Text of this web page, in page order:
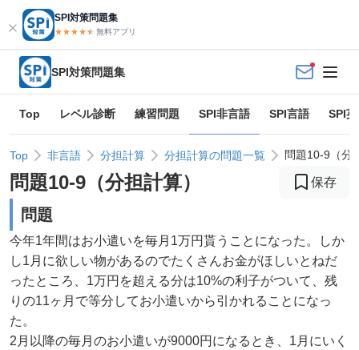
SPI対策問題集
★★★★★
★ 無料アプリ
SPI対策問題集
Top レベル診断 練習問題 SPI非言語 SPI言語 SPI
Top 非言語 分担計算 分担計算の問題一覧 問題10-9（分
問題10-9 （分担計算） 保存
問題
今年1年間はお小遣いを毎月1万円貰うことになった。しか
し1月に欲しい物があるのでたくさんお金がほしいとねだ
ったところ、1万円を超える分は10%の利子がついて、残
りの11ヶ月で等分してお小遣いから引かれることになっ
た。
2月以降の毎月のお小遣いが9000円になるとき、1月にいく